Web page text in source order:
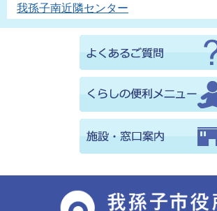
我孫子南近隣センター